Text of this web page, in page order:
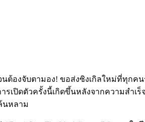
ต้องจับตามอง! ขอส่งซิงเกิลใหม่ที่ทุกค
เปิดตัวครั้งนี้เกิดขึ้นหลังจากความสำเ
นหลาม